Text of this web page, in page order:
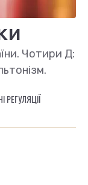
Чотири Д:
РЕГУЛЯЦІЇ